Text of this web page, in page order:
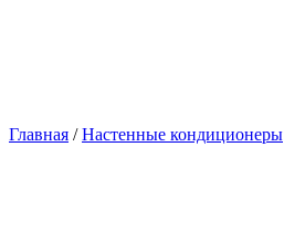
Главная /Настенные кондиционеры